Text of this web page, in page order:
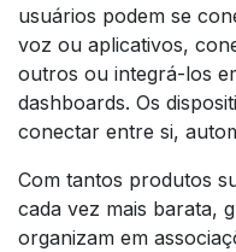
usuários podem se
voz ou aplicativos,
outros ou integrá-los
dashboards. Os
conectar entre si,
Com tantos produtos
cada vez mais barata,
organizam em